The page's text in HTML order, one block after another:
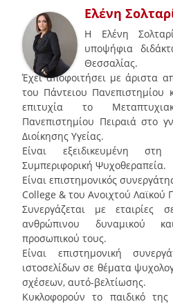
Ελένη
Η Ελένη
υποψήφια
Θεσσαλίας.
Έχει αποφοιτήσει με άριστα
του Πάντειου Πανεπιστημίου
επιτυχία το
Πανεπιστημίου Πειραιά στο
Διοίκησης Υγείας.
Είναι εξειδικευμένη
Συμπεριφορική Ψυχοθεραπεία.
Είναι επιστημονικός
College & του Ανοιχτού Λαϊκού
Συνεργάζεται με εταιρίες
ανθρώπινου δυναμικού
προσωπικού τους.
Είναι επιστημονική
ιστοσελίδων σε θέματα
σχέσεων, αυτό-βελτίωσης.
Κυκλοφορούν το παιδικό